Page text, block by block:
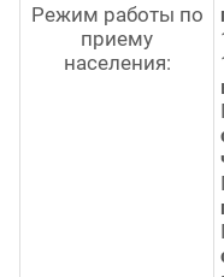
Режим работы по
приему
населения: